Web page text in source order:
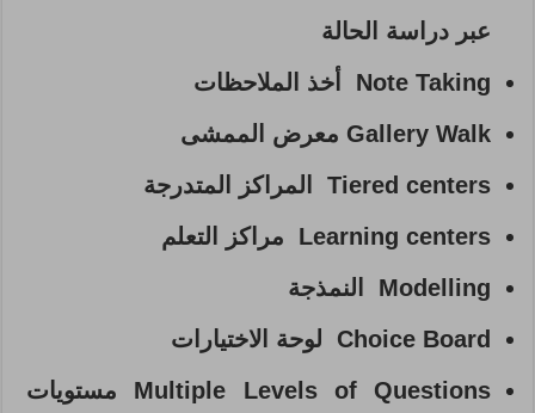
عبر دراسة الحالة
Note Taking أخذ الملاحظات
Gallery Walk معرض الممشى
Tiered centers المراكز المتدرجة
Learning centers مراكز التعلم
Modelling النمذجة
Choice Board لوحة الاختيارات
Multiple Levels of Questions مستويات